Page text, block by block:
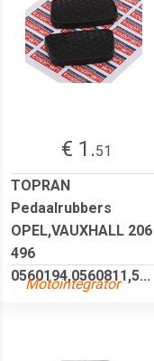
€ 1.51
TOPRAN
Pedaalrubbers
OPEL,VAUXHALL 206
496
0560194,0560811,5...
Motointegrator